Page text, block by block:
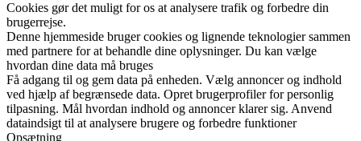
Cookies gør det muligt for os at analysere trafik og forbedre din
brugerrejse.
Denne hjemmeside bruger cookies og lignende teknologier sammen
med partnere for at behandle dine oplysninger. Du kan vælge
hvordan dine data må bruges
Få adgang til og gem data på enheden. Vælg annoncer og indhold
ved hjælp af begrænsede data. Opret brugerprofiler for personlig
tilpasning. Mål hvordan indhold og annoncer klarer sig. Anvend
dataindsigt til at analysere brugere og forbedre funktioner
Opsætning